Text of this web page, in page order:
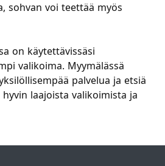
sohvan voi teettää myös
on käytettävissäsi
valikoima. Myymälässä
palvelua ja etsiä
laajoista valikoimista ja